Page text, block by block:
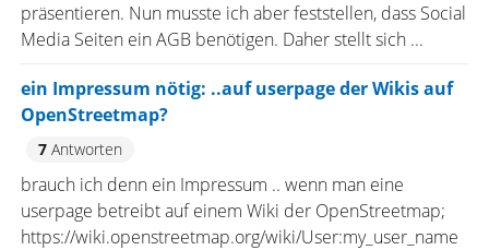
präsentieren. Nun musste ich aber feststellen, dass Social
Media Seiten ein AGB benötigen. Daher stellt sich ...
ein Impressum nötig: ..auf userpage der Wikis auf
OpenStreetmap?
7Antworten
brauch ich denn ein Impressum .. wenn man eine
userpage betreibt auf einem Wiki der OpenStreetmap;
https://wiki.openstreetmap.org/wiki/User:my_user_name